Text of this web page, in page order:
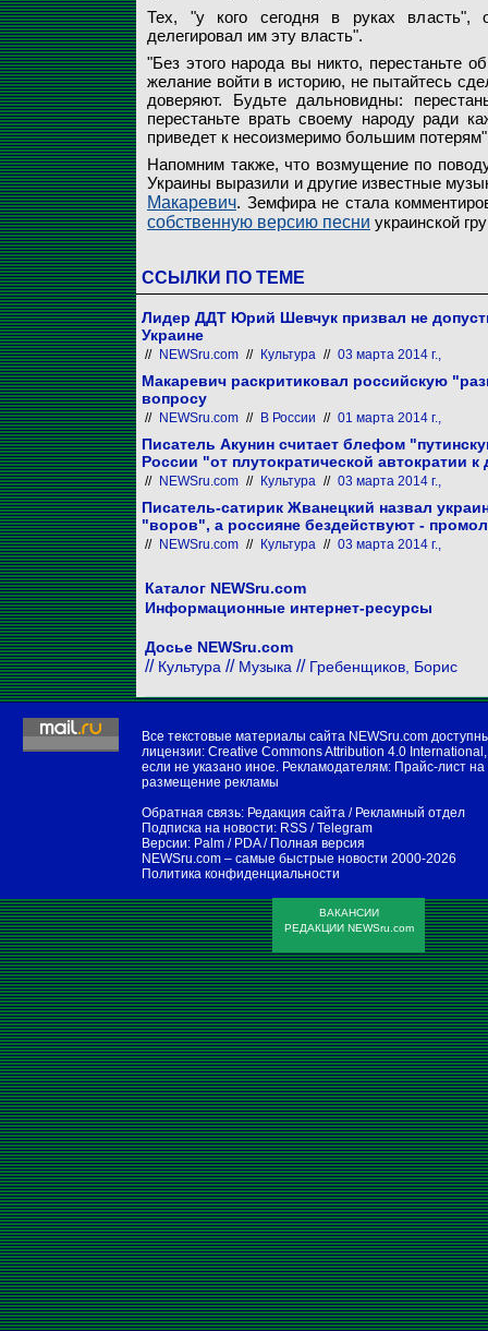
Тех, "у кого сегодня в руках власть",
делегировал им эту власть".
"Без этого народа вы никто, перестаньте
желание войти в историю, не пытайтесь
доверяют. Будьте дальновидны:
перестаньте врать своему народу ради
приведет к несоизмеримо большим
Напомним также, что возмущение по
Украины выразили и другие известные
Макаревич. Земфира не стала
собственную версию песни украинской
ССЫЛКИ ПО ТЕМЕ
Лидер ДДТ Юрий Шевчук призвал не
Украине
// NEWSru.com // Культура // 03 марта 2014 г.,
Макаревич раскритиковал российскую
вопросу
// NEWSru.com // В России // 01 марта 2014 г.,
Писатель Акунин считает блефом
России "от плутократической автократии к
// NEWSru.com // Культура // 03 марта 2014 г.,
Писатель-сатирик Жванецкий назвал
"воров", а россияне бездействуют -
// NEWSru.com // Культура // 03 марта 2014 г.,
Каталог NEWSru.com
Информационные интернет-ресурсы
Досье NEWSru.com
// Культура // Музыка // Гребенщиков, Борис
Все текстовые материалы сайта NEWSru.com
лицензии: Creative Commons Attribution 4.0 International ,
если не указано иное. Рекламодателям: Прайс-лист на
размещение рекламы
Обратная связь: Редакция сайта / Рекламный отдел
Подписка на новости: RSS /Telegram
Версии: Palm / PDA/ Полная версия
NEWSru.com – самые быстрые новости 2000-2026
Политика конфиденциальности
ВАКАНСИИ
РЕДАКЦИИ NEWSru.com